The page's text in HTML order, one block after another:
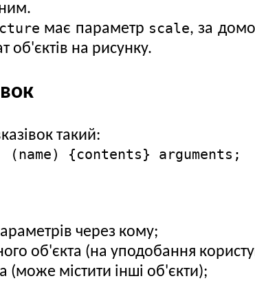
має параметр scale, за
об'єктiв на рисунку.
такий:
(name) {contents} arguments;
через кому;
об'єкта (на уподобання
(може містити інші об'єкти);